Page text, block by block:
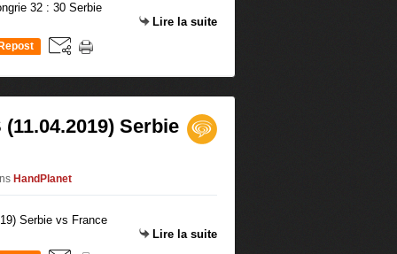
32 : 30 Serbie
Lire la suite
Repost
Serbie
HandPlanet
Lire la suite